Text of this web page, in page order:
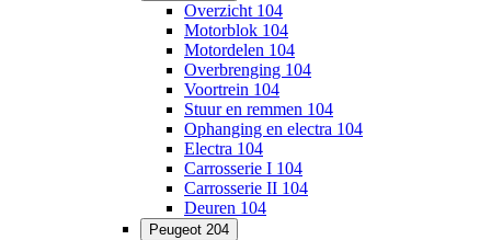
Overzicht 104
Motorblok 104
Motordelen 104
Overbrenging 104
Voortrein 104
Stuur en remmen 104
Ophanging en electra 104
Electra 104
Carrosserie I 104
Carrosserie II 104
Deuren 104
Peugeot 204